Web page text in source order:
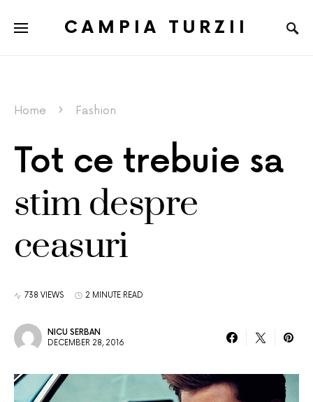
CAMPIA TURZII
Home Fashion
Tot ce trebuie sa
stim despre
ceasuri
738 VIEWS 2 MINUTE READ
NICU SERBAN
DECEMBER 28, 2016